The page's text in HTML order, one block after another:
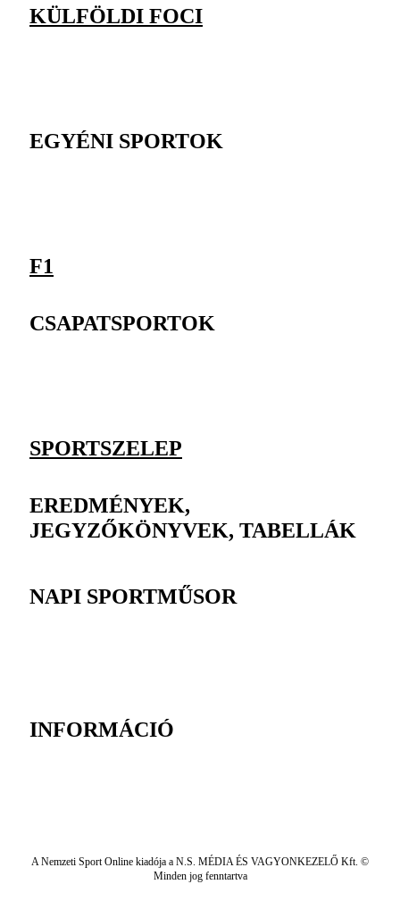
KÜLFÖLDI FOCI
EGYÉNI SPORTOK
F1
CSAPATSPORTOK
SPORTSZELEP
EREDMÉNYEK,
JEGYZŐKÖNYVEK, TABELLÁK
NAPI SPORTMŰSOR
INFORMÁCIÓ
A Nemzeti Sport Online kiadója a N.S. MÉDIA ÉS VAGYONKEZELŐ Kft. ©
Minden jog fenntartva